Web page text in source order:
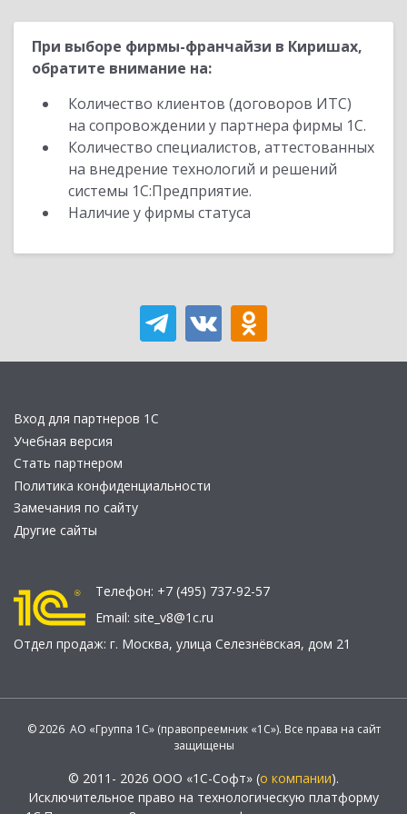
При выборе фирмы-франчайзи в Киришах,
обратите внимание на:
Количество клиентов (договоров ИТС)
на сопровождении у партнера фирмы 1С.
Количество специалистов, аттестованных
на внедрение технологий и решений
системы 1С:Предприятие.
Наличие у фирмы статуса
Вход для партнеров 1С
Учебная версия
Стать партнером
Политика конфиденциальности
Замечания по сайту
Другие сайты
Телефон: +7 (495) 737-92-57
Email: site_v8@1c.ru
Отдел продаж: г. Москва, улица Селезнёвская, дом 21
© 2026 АО «Группа 1С» (правопреемник «1С»). Все права на сайт
защищены
© 2011- 2026 ООО «1С-Софт» (о компании).
Исключительное право на технологическую платформу